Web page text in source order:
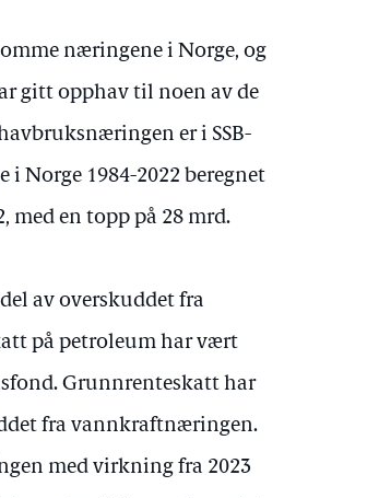
næringene i Norge, og
gitt opphav til noen av de
er i SSB-
Norge 1984-2022 beregnet
med en topp på 28 mrd.
av overskuddet fra
på petroleum har vært
Grunnrenteskatt har
fra vannkraftnæringen.
med virkning fra 2023